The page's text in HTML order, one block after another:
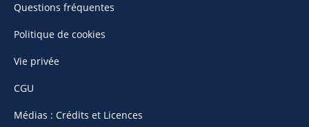
Questions fréquentes
Politique de cookies
Vie privée
CGU
Médias : Crédits et Licences